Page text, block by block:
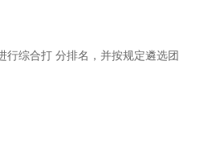
综合打 分排名，并按规定遴选团